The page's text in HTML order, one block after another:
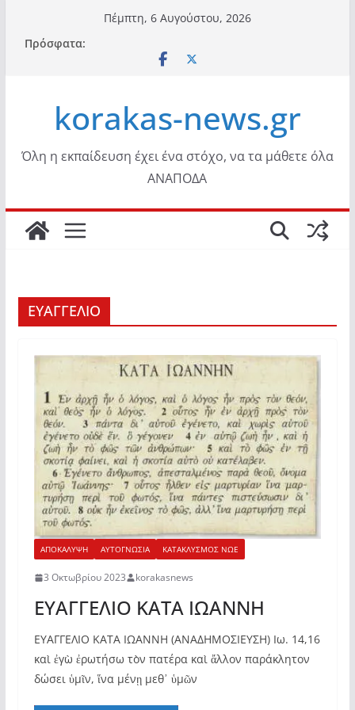
περιεχόμενο
Πέμπτη, 6 Αυγούστου, 2026
Πρόσφατα:
korakas-news.gr
Όλη η εκπαίδευση έχει ένα στόχο, να τα μάθετε όλα
ΑΝΑΠΟΔΑ
ΕΥΑΓΓΕΛΙΟ
ΑΠΟΚΑΛΥΨΗ ΑΥΤΟΓΝΩΣΙΑ ΚΑΤΑΚΛΥΣΜΟΣ ΝΩΕ
3 Οκτωβρίου 2023 korakasnews
ΕΥΑΓΓΕΛΙΟ ΚΑΤΑ ΙΩΑΝΝΗ
ΕΥΑΓΓΕΛΙΟ ΚΑΤΑ ΙΩΑΝΝΗ (ΑΝΑΔΗΜΟΣΙΕΥΣΗ) Ιω. 14,16
καὶ ἐγὼ ἐρωτήσω τὸν πατέρα καὶ ἄλλον παράκλητον
δώσει ὑμῖν, ἵνα μένῃ μεθ᾿ ὑμῶν